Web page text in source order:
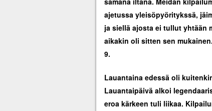
ajetussa yleisöpyöritykssä,
ja siellä ajosta ei tullut yhtään
aikakin oli sitten sen
9.
Lauantaina edessä oli
Lauantaipäivä alkoi
eroa kärkeen tuli liikaa.